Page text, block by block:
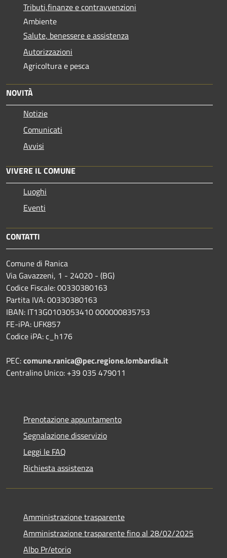
Tributi,finanze e contravvenzioni
Ambiente
Salute, benessere e assistenza
Autorizzazioni
Agricoltura e pesca
NOVITÀ
Notizie
Comunicati
Avvisi
VIVERE IL COMUNE
Luoghi
Eventi
CONTATTI
Comune di Ranica
Via Gavazzeni, 1 - 24020 - (BG)
Codice Fiscale: 00330380163
Partita IVA: 00330380163
IBAN: IT13G0103053410 000000835753
FE-iPA: UFK857
Codice iPA: c_h176
PEC:comune.ranica@pec.regione.lombardia.it
Centralino Unico: +39 035 479011
Prenotazione appuntamento
Segnalazione disservizio
Leggi le FAQ
Richiesta assistenza
Amministrazione trasparente
Amministrazione trasparente fino al 28/02/2025
Albo Pr/etorio